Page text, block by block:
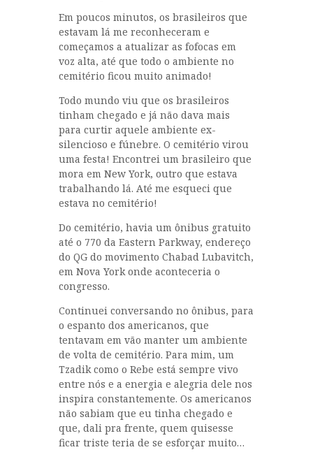
Em poucos minutos, os brasileiros que
estavam lá me reconheceram e
começamos a atualizar as fofocas em
voz alta, até que todo o ambiente no
cemitério ficou muito animado!
Todo mundo viu que os brasileiros
tinham chegado e já não dava mais
para curtir aquele ambiente ex-
silencioso e fúnebre. O cemitério virou
uma festa! Encontrei um brasileiro que
mora em New York, outro que estava
trabalhando lá. Até me esqueci que
estava no cemitério!
Do cemitério, havia um ônibus gratuito
até o 770 da Eastern Parkway, endereço
do QG do movimento Chabad Lubavitch,
em Nova York onde aconteceria o
congresso.
Continuei conversando no ônibus, para
o espanto dos americanos, que
tentavam em vão manter um ambiente
de volta de cemitério. Para mim, um
Tzadik como o Rebe está sempre vivo
entre nós e a energia e alegria dele nos
inspira constantemente. Os americanos
não sabiam que eu tinha chegado e
que, dali pra frente, quem quisesse
ficar triste teria de se esforçar muito…